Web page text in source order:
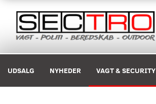
UDSALG NYHEDER VAGT & SECURITY